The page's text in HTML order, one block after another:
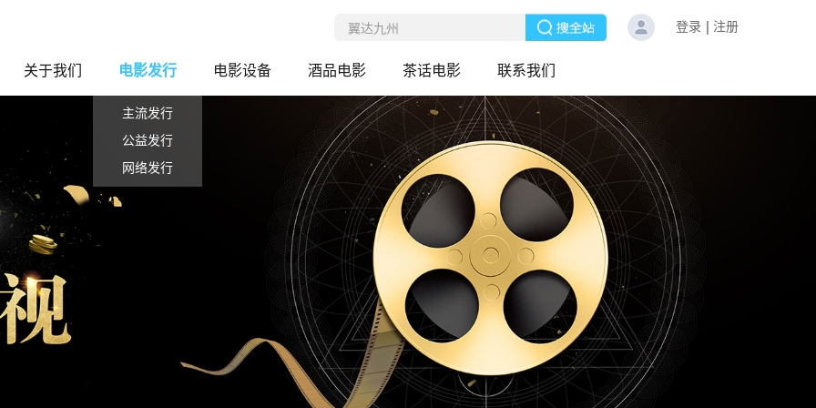
登录 注册
关于我们 电影发行
主流发行
公益发行
网络发行
电影设备 酒品电影 茶话电影 联系我们